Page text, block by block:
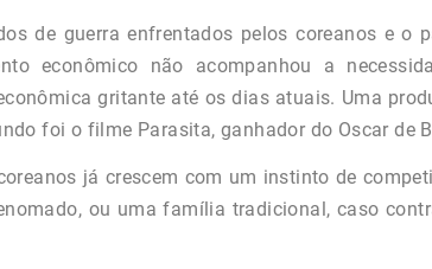
de guerra enfrentados pelos coreanos e o
econômico não acompanhou a
gritante até os dias atuais. Uma
foi o filme Parasita, ganhador do Oscar de
já crescem com um instinto de
ou uma família tradicional, caso